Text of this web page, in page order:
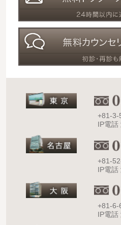
+81-3-
IP電話
+81-
IP電話
+81-6-
IP電話